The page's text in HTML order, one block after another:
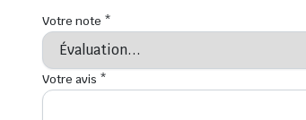
Votre note *
Votre avis *